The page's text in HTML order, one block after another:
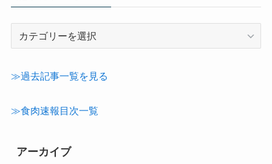
テ
≫過去記事一覧を見る
≫食肉速報目次一覧
アーカイブ